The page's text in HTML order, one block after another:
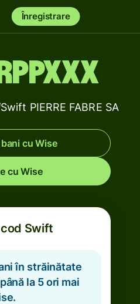
Înregistrare
PIERRE FABRE SA
cu Wise
cu Wise
Swift
în străinătate
la 5 ori mai